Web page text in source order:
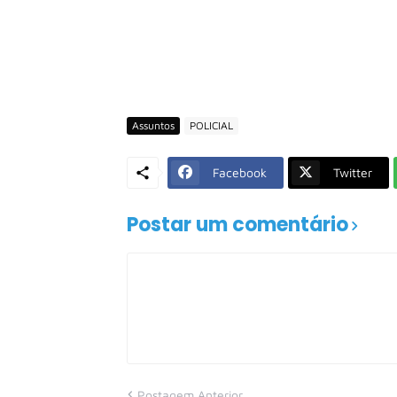
Assuntos POLICIAL
Facebook Twitter
Postar um comentário